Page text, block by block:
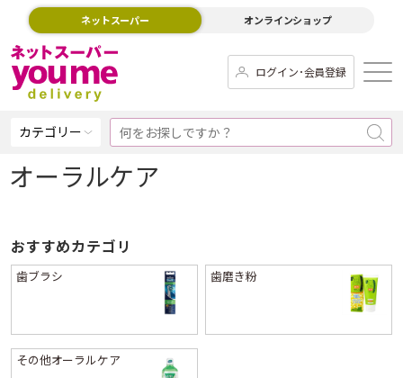
ネットスーパー オンラインショップ
ログイン･会員登録
カテゴリー
オーラルケア
おすすめカテゴリ
歯ブラシ 歯磨き粉
その他オーラルケア